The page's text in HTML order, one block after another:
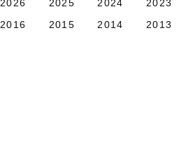
2026 2025 2024 2023
2016
2015 2014 2013